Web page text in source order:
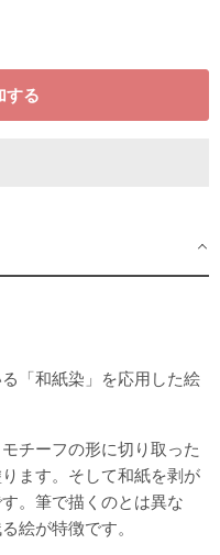
する
「和紙染」を応用した絵
チーフの形に切り取った
ます。そして和紙を剥が
。筆で描くのとは異な
絵が特徴です。